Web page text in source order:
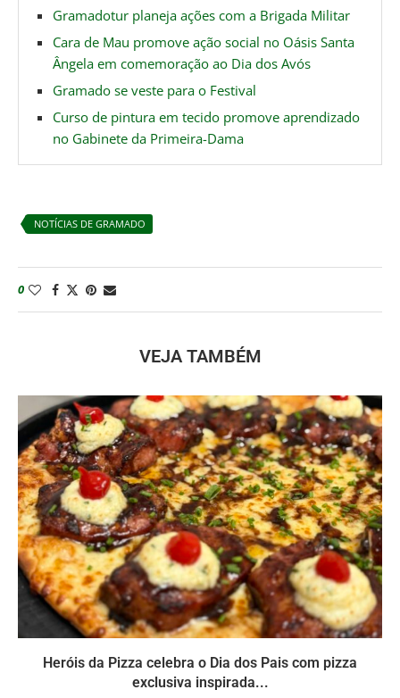
Gramadotur planeja ações com a Brigada Militar
Cara de Mau promove ação social no Oásis Santa
Ângela em comemoração ao Dia dos Avós
Gramado se veste para o Festival
Curso de pintura em tecido promove aprendizado
no Gabinete da Primeira-Dama
NOTÍCIAS DE GRAMADO
0
VEJA TAMBÉM
Heróis da Pizza celebra o Dia dos Pais com pizza
exclusiva inspirada...